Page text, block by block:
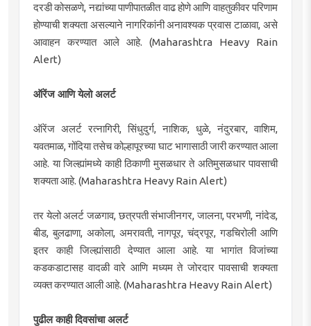
दरडी कोसळणे, नद्यांच्या पाणीपातळीत वाढ होणे आणि वाहतुकीवर परिणाम
होण्याची शक्यता असल्याने नागरिकांनी अनावश्यक प्रवास टाळावा, असे
आवाहन करण्यात आले आहे. (Maharashtra Heavy Rain
Alert)
ऑरेंज आणि येलो अलर्ट
ऑरेंज अलर्ट रत्नागिरी, सिंधुदुर्ग, नाशिक, धुळे, नंदुरबार, वाशिम,
यवतमाळ, गोंदिया तसेच कोल्हापूरच्या घाट भागासाठी जारी करण्यात आला
आहे. या जिल्ह्यांमध्ये काही ठिकाणी मुसळधार ते अतिमुसळधार पावसाची
शक्यता आहे. (Maharashtra Heavy Rain Alert)
तर येलो अलर्ट जळगाव, छत्रपती संभाजीनगर, जालना, परभणी, नांदेड,
बीड, बुलढाणा, अकोला, अमरावती, नागपूर, चंद्रपूर, गडचिरोली आणि
इतर काही जिल्ह्यांसाठी देण्यात आला आहे. या भागांत विजांच्या
कडकडाटासह वादळी वारे आणि मध्यम ते जोरदार पावसाची शक्यता
व्यक्त करण्यात आली आहे. (Maharashtra Heavy Rain Alert)
पुढील काही दिवसांचा अलर्ट